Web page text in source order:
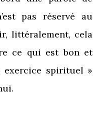
pas réservé au
littéralement, cela
ce qui est bon et
exercice spirituel »